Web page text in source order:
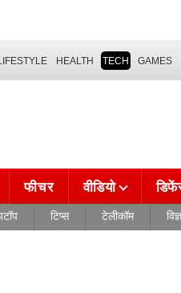
HEALTH TECH GAMES
फीचर वीडियो
टिप्स टेलीकॉम